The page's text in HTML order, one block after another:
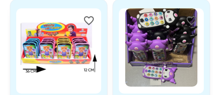
favorite_border favorite_border